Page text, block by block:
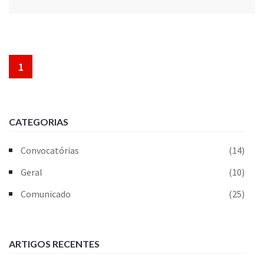
1
CATEGORIAS
Convocatórias
(14)
Geral
(10)
Comunicado
(25)
ARTIGOS RECENTES